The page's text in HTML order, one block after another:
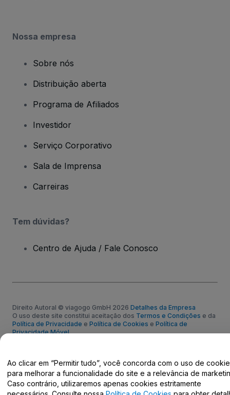
Nossa empresa
Sobre nós
Distribuição aberta
Programa de Afiliados
Investidor
Serviço Corporativo
Sala de Imprensa
Carreiras
Tem dúvidas?
Centro de Ajuda / Fale Conosco
Direito Autoral © viagogo GmbH 2026 Detalhes da Empresa
O uso deste site constitui aceitação dos Termos e Condições e da
Política de Privacidade e Política de Cookies e Política de
Privacidade Móvel
Ao clicar em “Permitir tudo”, você concorda com o uso de
para melhorar a funcionalidade do site e a relevância de
Caso contrário, utilizaremos apenas cookies estritamente